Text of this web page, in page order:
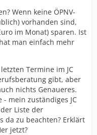
Wenn keine ÖPNV-
vorhanden sind,
im Monat) sparen. Ist
man einfach mehr
Termine im JC
gibt, aber
nichts Genaueres.
mein zuständiges JC
Liste der
da zu beachten? Erklärt
jetzt?